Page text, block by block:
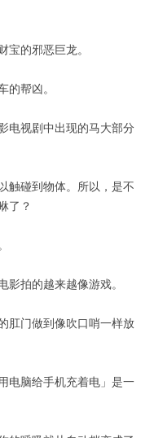
的邪恶巨龙。
帮凶。
电视剧中出现的马大部分
触碰到物体。所以，是不
了？
拍的越来越像游戏。
肛门做到像吹口哨一样放
电脑给手机充着电」是一